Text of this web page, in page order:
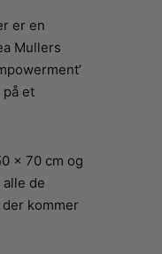
er en
Mullers
et
x 70 cm og
alle de
der kommer